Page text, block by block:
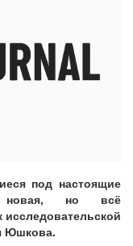
под настоящие
новая, но всё
исследовательской
Юшкова.